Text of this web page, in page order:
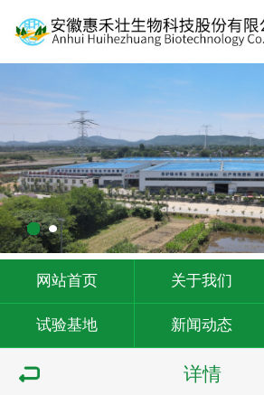
网站首页 关于我们
试验基地 新闻动态
详情